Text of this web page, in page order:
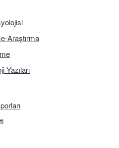
Araştırma
Yazıları